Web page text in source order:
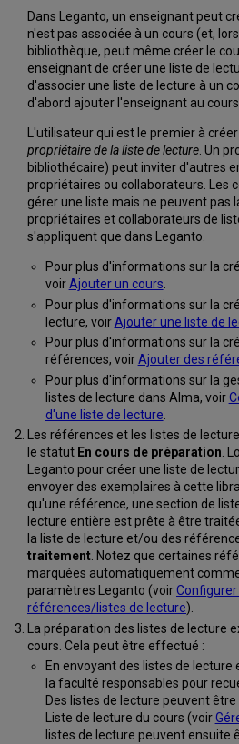
Dans Leganto, un enseignant peut
n'est pas associée à un cours (et,
bibliothèque, peut même créer le
enseignant de créer une liste de
d'associer une liste de lecture à un
d'abord ajouter l'enseignant au
L'utilisateur qui est le premier à
propriétaire de la liste de lecture. Un
bibliothécaire) peut inviter d'autres
propriétaires ou collaborateurs. Les
gérer une liste mais ne peuvent pas
propriétaires et collaborateurs de
s'appliquent que dans Leganto.
Pour plus d'informations sur la
voirAjouter un cours
Pour plus d'informations sur la
lecture, voirAjouter une liste de
Pour plus d'informations sur la
références, voirAjouter des
Pour plus d'informations sur la
listes de lecture dans Alma, voir
d'une liste de lecture
Les références et les listes de
le statut En cours de préparation .
Leganto pour créer une liste de
envoyer des exemplaires à cette
qu'une référence, une section de
lecture entière est prête à être
la liste de lecture et/ou des
traitement. Notez que certaines
marquées automatiquement
paramètres Leganto (voir
références/listes de lecture).
La préparation des listes de lecture
cours. Cela peut être effectué :
En envoyant des listes de
la faculté responsables pour
Des listes de lecture peuvent
Liste de lecture du cours (voir
listes de lecture peuvent ensuite